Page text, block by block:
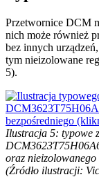
Przetwornice DCM
nich może również
bez innych
tym nieizolowane
5).
Ilustracja 5: typowe
oraz
(Źródło ilustracji: